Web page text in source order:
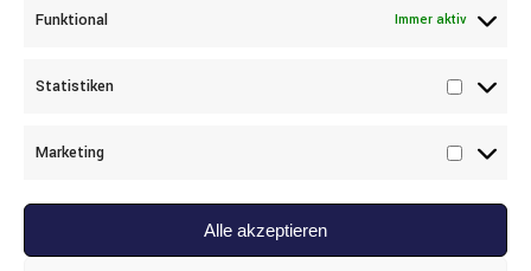
Funktional Immer aktiv
Statistiken
Marketing
Alle akzeptieren